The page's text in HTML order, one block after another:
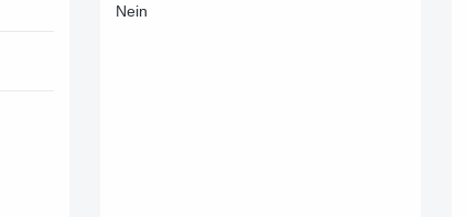
Nein